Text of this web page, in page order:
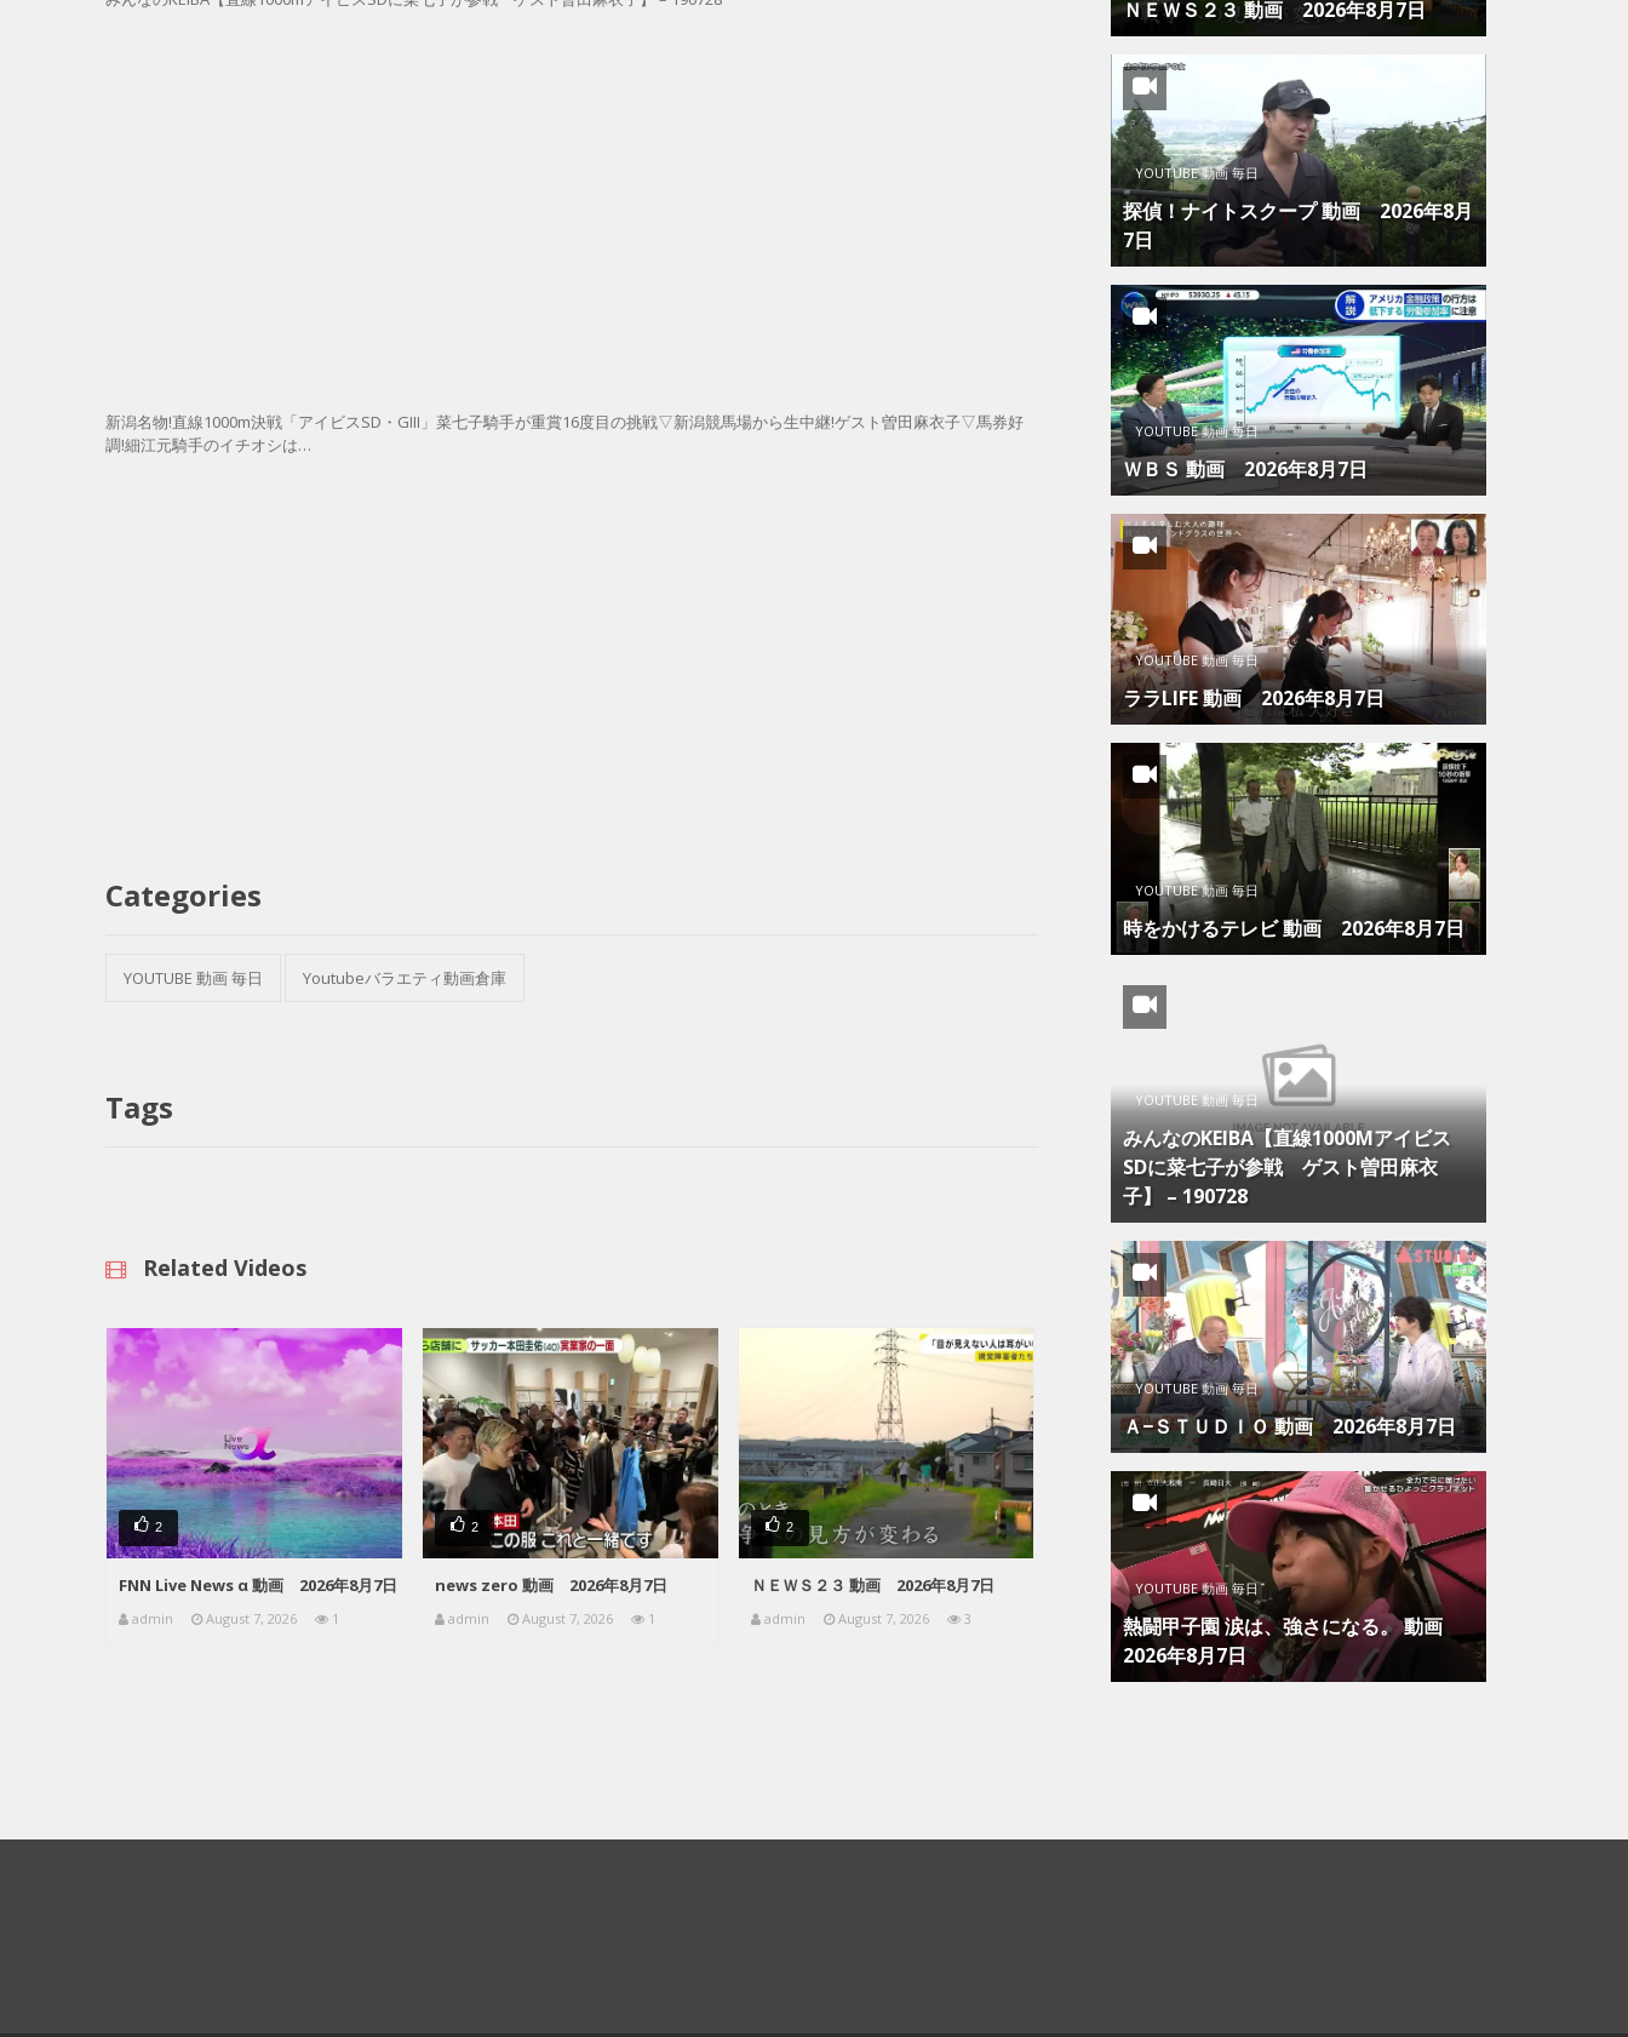
新潟名物!直線1000m決戦「アイビスSD・GIII」菜七子騎手が重賞16度目の挑戦▽新潟競馬場から生中継!ゲスト曽田麻衣子▽馬券好
調!細江元騎手のイチオシは…
Categories
YOUTUBE 動画 毎日 Youtubeバラエティ動画倉庫
Tags
Related Videos
2
FNN Live News α 動画 2026年8月7日
admin August 7, 2026 1
2
news zero 動画 2026年8月7日
admin August 7, 2026 1
2
ＮＥＷＳ２３ 動画 2026年8月7日
admin August 7, 2026 3
ＮＥＷＳ２３ 動画 2026年8月7日
YOUTUBE 動画 毎日
探偵！ナイトスクープ 動画 2026年8月
7日
YOUTUBE 動画 毎日
ＷＢＳ 動画 2026年8月7日
YOUTUBE 動画 毎日
ララLIFE 動画 2026年8月7日
YOUTUBE 動画 毎日
時をかけるテレビ 動画 2026年8月7日
YOUTUBE 動画 毎日
みんなのKEIBA【直線1000Mアイビス
SDに菜七子が参戦 ゲスト曽田麻衣
子】 – 190728
YOUTUBE 動画 毎日
Ａ−ＳＴＵＤＩＯ 動画 2026年8月7日
YOUTUBE 動画 毎日
熱闘甲子園 涙は、強さになる。 動画
2026年8月7日